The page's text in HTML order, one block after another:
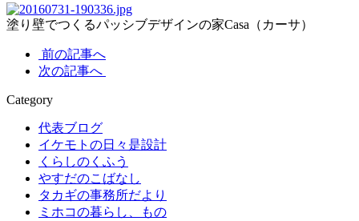
塗り壁でつくるパッシブデザインの家Casa（カーサ）
前の記事へ
次の記事へ
Category
代表ブログ
イケモトの日々是設計
くらしのくふう
やすだのこばなし
タカギの事務所だより
ミホコの暮らし、もの